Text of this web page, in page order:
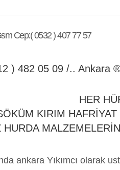
Cep:( 0532 ) 407 77 57
) 482 05 09 /.. Ankara
HER
KIRIM
HURDA
ankara Yıkımcı olarak